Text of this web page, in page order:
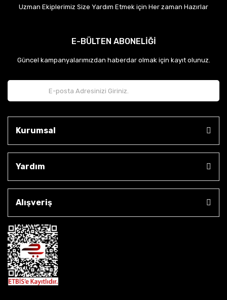
Uzman Ekiplerimiz Size Yardım Etmek için Her zaman Hazırlar
E-BÜLTEN ABONELİĞİ
Güncel kampanyalarımızdan haberdar olmak için kayıt olunuz.
Kurumsal
Yardım
Alışveriş